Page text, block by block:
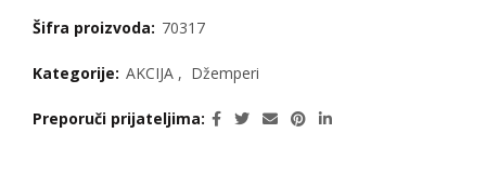
Šifra proizvoda: 70317
Kategorije: AKCIJA , Džemperi
Preporuči prijateljima